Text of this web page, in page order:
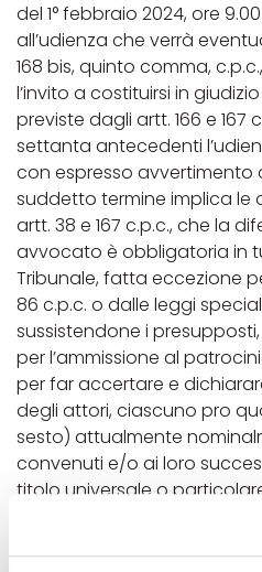
del 1° febbraio 2024, ore
all’udienza che verrà
168 bis, quinto comma,
l’invito a costituirsi in
previste dagli artt. 166 e 167
settanta antecedenti
con espresso avvertimento
suddetto termine implica le
artt. 38 e 167 c.p.c., che la
avvocato è obbligatoria in
Tribunale, fatta eccezione
86 c.p.c. o dalle leggi
sussistendone i
per l’ammissione al
per far accertare e
degli attori, ciascuno pro
sesto) attualmente
convenuti e/o ai loro
titolo universale o
siti nel Comune di Godega
degli Alpini, n. 18, e così